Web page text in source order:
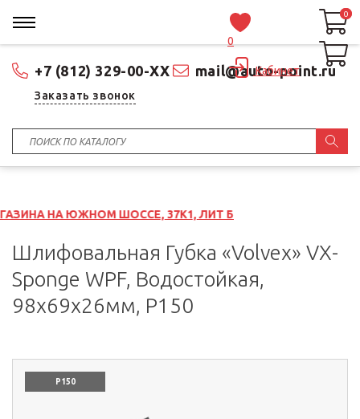
+7 (812) 329-00-XX mail@auto-point.ru
Заказать звонок
0
Кабинет
0
0
ШОССЕ, 37К1, ЛИТ Б
Шлифовальная Губка «Volvex» VX-
Sponge WPF, Водостойкая,
98x69x26мм, P150
P150